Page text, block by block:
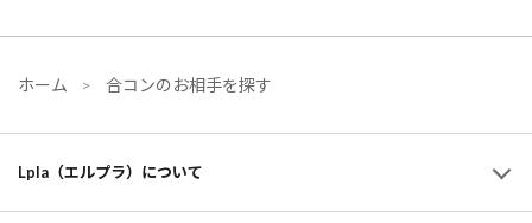
ホーム 合コンのお相手を探す
Lpla（エルプラ）について